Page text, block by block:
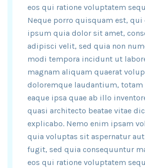
eos qui ratione voluptatem
Neque porro quisquam est, qui
ipsum quia dolor sit amet,
adipisci velit, sed quia non
modi tempora incidunt ut
magnam aliquam quaerat
doloremque laudantium, totam
eaque ipsa quae ab illo
quasi architecto beatae vitae
explicabo. Nemo enim ipsam
quia voluptas sit aspernatur
fugit, sed quia consequuntur
eos qui ratione voluptatem